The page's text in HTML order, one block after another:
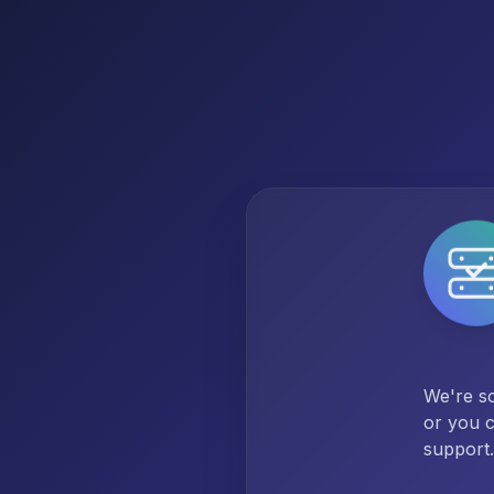
We're
or you
support.